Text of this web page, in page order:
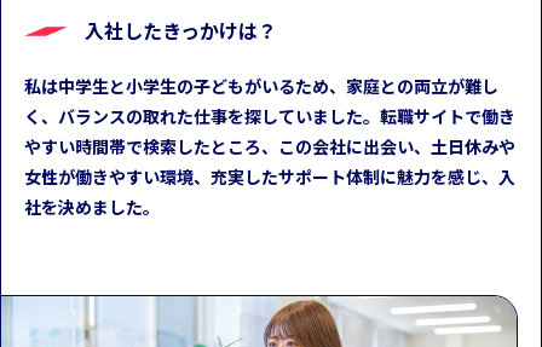
入社したきっかけは？
私は中学生と小学生の子どもがいるため、家庭との両立が難し
く、バランスの取れた仕事を探していました。転職サイトで働き
やすい時間帯で検索したところ、この会社に出会い、土日休みや
女性が働きやすい環境、充実したサポート体制に魅力を感じ、入
社を決めました。